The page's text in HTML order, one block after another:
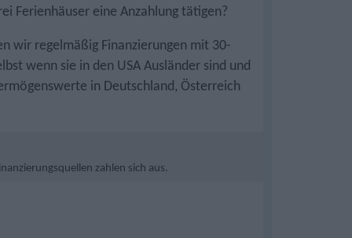
Ferienhäuser eine Anzahlung tätigen?
wir regelmäßig Finanzierungen mit 30-
wenn sie in den USA Ausländer sind und
in Deutschland, Österreich
zahlen sich aus.